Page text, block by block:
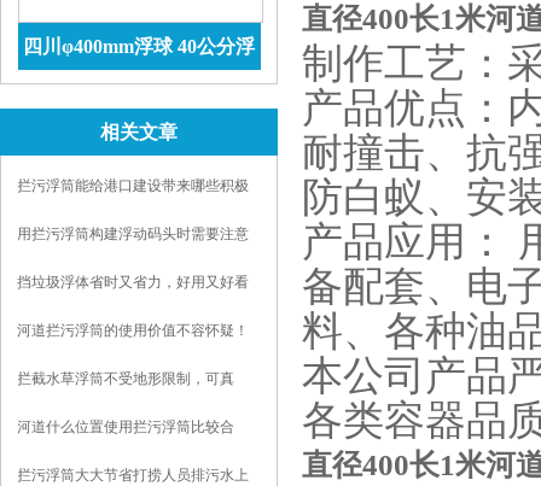
四川φ400mm浮球 40公分浮
相关文章
拦污浮筒能给港口建设带来哪些积极
用拦污浮筒构建浮动码头时需要注意
挡垃圾浮体省时又省力，好用又好看
河道拦污浮筒的使用价值不容怀疑！
拦截水草浮筒不受地形限制，可真
河道什么位置使用拦污浮筒比较合
拦污浮筒大大节省打捞人员排污水上
直径400长1米河
制作工艺：
产品优点：
耐撞击、抗
防白蚁、安
产品应用：
备配套、电
料、各种油
本公司产品
各类容器品
直径400长1米河